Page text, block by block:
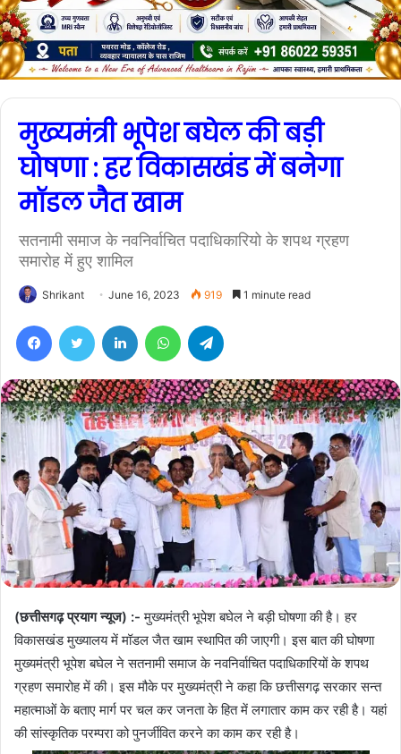
मुख्यमंत्री भूपेश बघेल की बड़ी
घोषणा : हर विकासखंड में बनेगा
मॉडल जैत खाम
सतनामी समाज के नवनिर्वाचित पदाधिकारियो के शपथ ग्रहण
समारोह में हुए शामिल
Shrikant June 16, 2023 919 1 minute read
(छत्तीसगढ़ प्रयाग न्यूज) :- मुख्यमंत्री भूपेश बघेल ने बड़ी घोषणा की है। हर
विकासखंड मुख्यालय में मॉडल जैत खाम स्थापित की जाएगी। इस बात की घोषणा
मुख्यमंत्री भूपेश बघेल ने सतनामी समाज के नवनिर्वाचित पदाधिकारियों के शपथ
ग्रहण समारोह में की। इस मौके पर मुख्यमंत्री ने कहा कि छत्तीसगढ़ सरकार सन्त
महात्माओं के बताए मार्ग पर चल कर जनता के हित में लगातार काम कर रही है। यहां
की सांस्कृतिक परम्परा को पुनर्जीवित करने का काम कर रही है।